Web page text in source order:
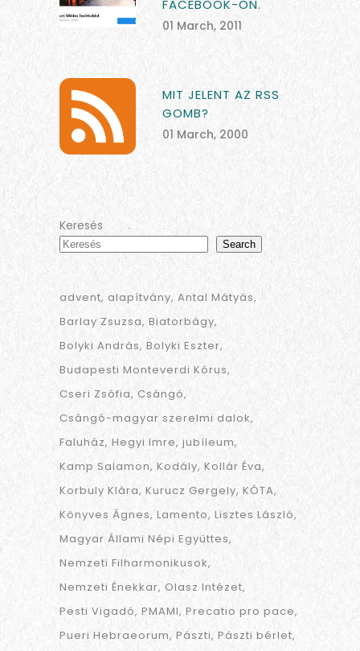
FACEBOOK-ON.
01 March, 2011
MIT JELENT AZ RSS
GOMB?
01 March, 2000
Keresés
Search
advent alapítvány Antal Mátyás
Barlay Zsuzsa Biatorbágy
Bolyki András Bolyki Eszter
Budapesti Monteverdi Kórus
Cseri Zsófia Csángó
Csángó-magyar szerelmi dalok
Faluház Hegyi Imre jubíleum
Kamp Salamon Kodály Kollár Éva
Korbuly Klára Kurucz Gergely KÓTA
Könyves Ágnes Lamento Lisztes László
Magyar Állami Népi Együttes
Nemzeti Filharmonikusok
Nemzeti Énekkar Olasz Intézet
Pesti Vigadó PMAMI Precatio pro pace
Pueri Hebraeorum Pászti Pászti bérlet